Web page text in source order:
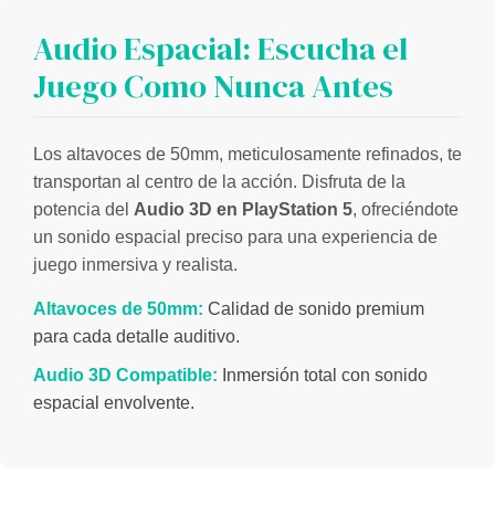
Audio Espacial: Escucha el
Juego Como Nunca Antes
Los altavoces de 50mm, meticulosamente refinados, te
transportan al centro de la acción. Disfruta de la
potencia del Audio 3D en PlayStation 5, ofreciéndote
un sonido espacial preciso para una experiencia de
juego inmersiva y realista.
Altavoces de 50mm: Calidad de sonido premium
para cada detalle auditivo.
Audio 3D Compatible: Inmersión total con sonido
espacial envolvente.